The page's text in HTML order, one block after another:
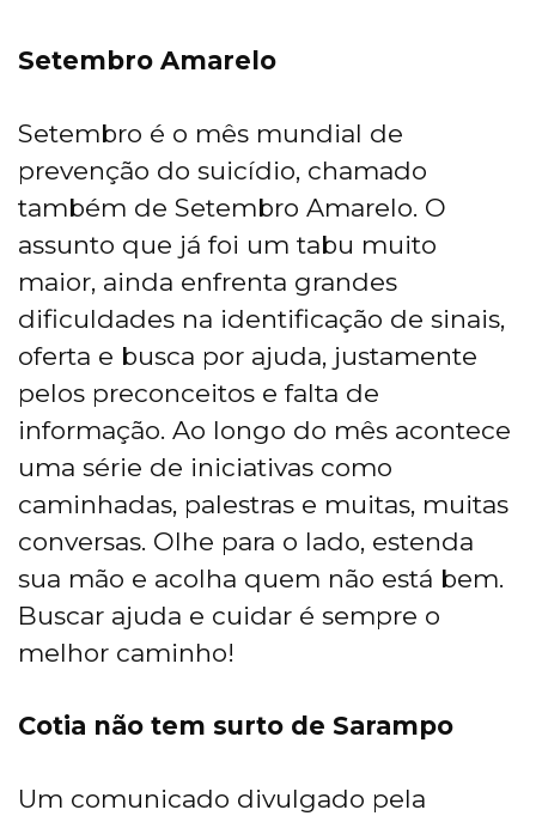
Setembro Amarelo
Setembro é o mês mundial de
prevenção do suicídio, chamado
também de Setembro Amarelo. O
assunto que já foi um tabu muito
maior, ainda enfrenta grandes
dificuldades na identificação de sinais,
oferta e busca por ajuda, justamente
pelos preconceitos e falta de
informação. Ao longo do mês acontece
uma série de iniciativas como
caminhadas, palestras e muitas, muitas
conversas. Olhe para o lado, estenda
sua mão e acolha quem não está bem.
Buscar ajuda e cuidar é sempre o
melhor caminho!
Cotia não tem surto de Sarampo
Um comunicado divulgado pela